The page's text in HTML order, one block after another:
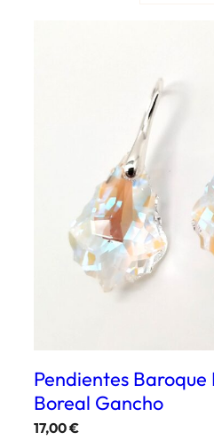
Pendientes Baroque
Boreal Gancho
17,00€